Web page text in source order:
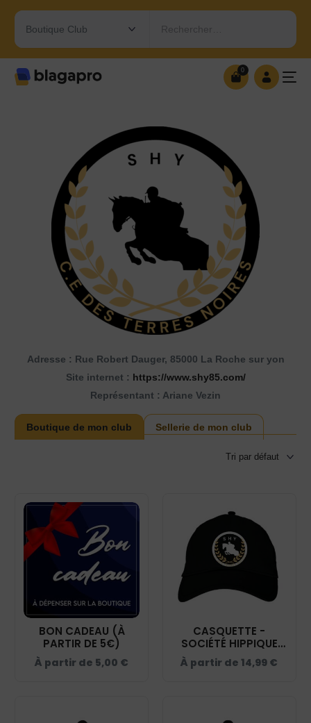
Rechercher…
0
Adresse : Rue Robert Dauger, 85000 La Roche sur yon
Site internet : https://www.shy85.com/
Représentant : Ariane Vezin
Boutique de mon club Sellerie de mon club
BON CADEAU (À
PARTIR DE 5€)
À partir de 5,00 €
CASQUETTE -
SOCIÉTÉ HIPPIQUE
YONNAISE - NOIR -
BF015
À partir de 14,99 €